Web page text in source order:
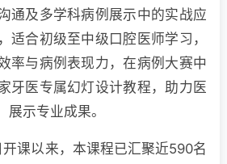
通及多学科病例展示中的实战应
适合初级至中级口腔医师学习，
率与病例表现力，在病例大赛中
牙医专属幻灯设计教程，助力医
示专业成果。
课以来，本课程已汇聚近590名